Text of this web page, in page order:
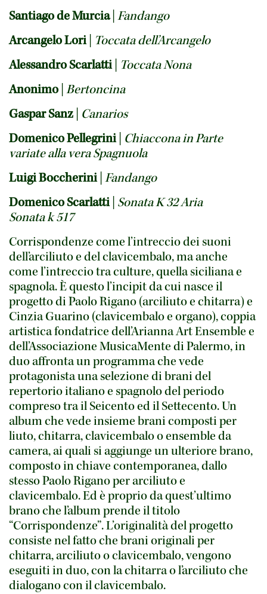
Santiago de Murcia Fandango
Arcangelo Lori Toccata dell’Arcangelo
Alessandro Scarlatti Toccata Nona
Anonimo Bertoncina
Gaspar Sanz Canarios
Domenico Pellegrini| Chiaccona in Parte
variate alla vera Spagnuola
Luigi Boccherini| Fandango
Domenico Scarlatti Sonata K 32 Aria
Sonata k 517
Corrispondenze come l’intreccio dei suoni
dell’arciliuto e del clavicembalo, ma anche
come l’intreccio tra culture, quella siciliana e
spagnola. È questo l’incipit da cui nasce il
progetto di Paolo Rigano (arciliuto e chitarra) e
Cinzia Guarino (clavicembalo e organo), coppia
artistica fondatrice dell’Arianna Art Ensemble e
dell’Associazione MusicaMente di Palermo, in
duo affronta un programma che vede
protagonista una selezione di brani del
repertorio italiano e spagnolo del periodo
compreso tra il Seicento ed il Settecento. Un
album che vede insieme brani composti per
liuto, chitarra, clavicembalo o ensemble da
camera, ai quali si aggiunge un ulteriore brano,
composto in chiave contemporanea, dallo
stesso Paolo Rigano per arciliuto e
clavicembalo. Ed è proprio da quest’ultimo
brano che l’album prende il titolo
“Corrispondenze”. L’originalità del progetto
consiste nel fatto che brani originali per
chitarra, arciliuto o clavicembalo, vengono
eseguiti in duo, con la chitarra o l’arciliuto che
dialogano con il clavicembalo.